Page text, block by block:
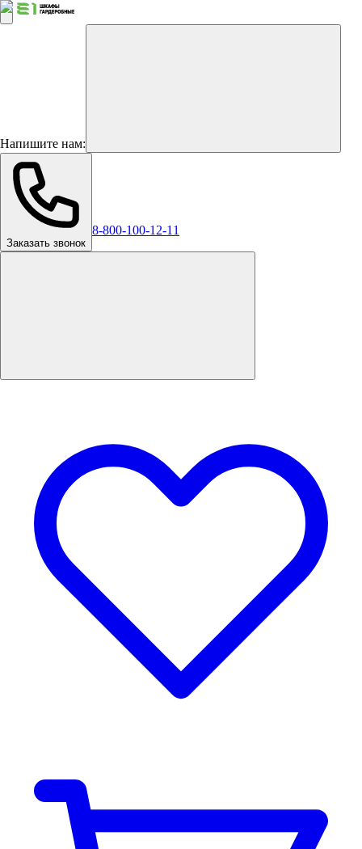
Напишите нам:
Заказать звонок
8-800-100-12-11